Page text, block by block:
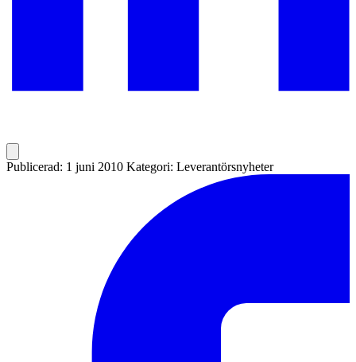
Publicerad: 1 juni 2010 Kategori: Leverantörsnyheter